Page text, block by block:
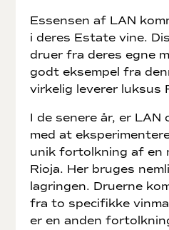
Essensen af LAN
i deres Estate vine.
druer fra deres egne
godt eksempel fra
virkelig leverer luksus
I de senere år, er LAN
med at
unik fortolkning af en
Rioja. Her bruges
lagringen. Druerne
fra to specifikke
er en anden